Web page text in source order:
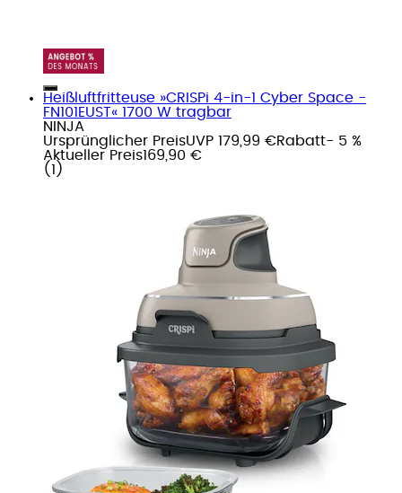
Heißluftfritteuse »CRISPi 4-in-1 Cyber Space -
FN101EUST« 1700 W tragbar
NINJA
Ursprünglicher PreisUVP 179,99 €Rabatt- 5 %
Aktueller Preis169,90 €
( 1 )